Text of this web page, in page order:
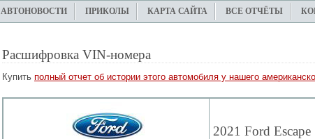
АВТОНОВОСТИ ПРИКОЛЫ КАРТА САЙТА ВСЕ ОТЧЁТЫ
Расшифровка VIN-номера
Купить полный отчет об истории этого автомобиля у нашего
2021 Ford Escape